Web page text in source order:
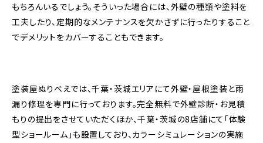
もちろんいるでしょう。そういった場合には、外壁の種類や塗料を
工夫したり、定期的なメンテナンスを欠かさずに行ったりすること
でデメリットをカバーすることもできます。
塗装屋ぬりべえでは、千葉・茨城エリアにて外壁・屋根塗装と雨
漏り修理を専門に行っております。完全無料で外壁診断・お見積
もりの提出をさせていただくほか、千葉・茨城の8店舗にて「体験
型ショールーム」も設置しており、カラーシミュレーションの実施